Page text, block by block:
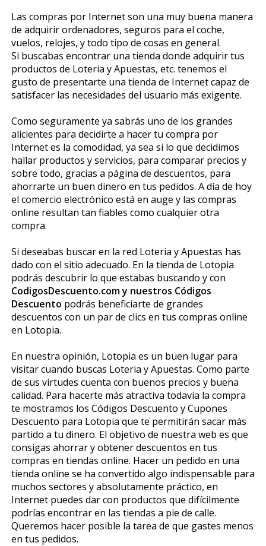
Las compras por Internet son una muy buena manera
de adquirir ordenadores, seguros para el coche,
vuelos, relojes, y todo tipo de cosas en general.
Si buscabas encontrar una tienda donde adquirir tus
productos de Loteria y Apuestas, etc. tenemos el
gusto de presentarte una tienda de Internet capaz de
satisfacer las necesidades del usuario más exigente.
Como seguramente ya sabrás uno de los grandes
alicientes para decidirte a hacer tu compra por
Internet es la comodidad, ya sea si lo que decidimos
hallar productos y servicios, para comparar precios y
sobre todo, gracias a página de descuentos, para
ahorrarte un buen dinero en tus pedidos. A día de hoy
el comercio electrónico está en auge y las compras
online resultan tan fiables como cualquier otra
compra.
Si deseabas buscar en la red Loteria y Apuestas has
dado con el sitio adecuado. En la tienda de Lotopia
podrás descubrir lo que estabas buscando y con
CodigosDescuento.com y nuestros Códigos
Descuento podrás beneficiarte de grandes
descuentos con un par de clics en tus compras online
en Lotopia.
En nuestra opinión, Lotopia es un buen lugar para
visitar cuando buscas Loteria y Apuestas. Como parte
de sus virtudes cuenta con buenos precios y buena
calidad. Para hacerte más atractiva todavía la compra
te mostramos los Códigos Descuento y Cupones
Descuento para Lotopia que te permitirán sacar más
partido a tu dinero. El objetivo de nuestra web es que
consigas ahorrar y obtener descuentos en tus
compras en tiendas online. Hacer un pedido en una
tienda online se ha convertido algo indispensable para
muchos sectores y absolutamente práctico, en
Internet puedes dar con productos que difícilmente
podrías encontrar en las tiendas a pie de calle.
Queremos hacer posible la tarea de que gastes menos
en tus pedidos.